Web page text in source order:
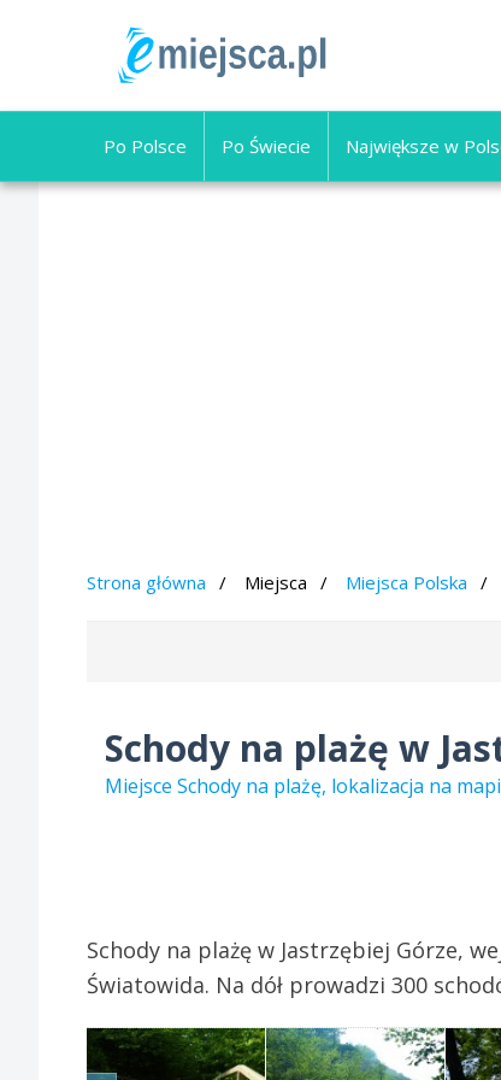
Po Polsce Po Świecie Największe w
Strona główna Miejsca Miejsca Polska
Schody na plażę w
Miejsce Schody na plażę, lokalizacja na
Schody na plażę w Jastrzębiej Górze,
Światowida. Na dół prowadzi 300